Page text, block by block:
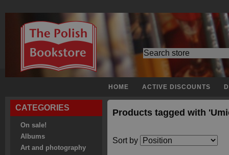
HOME ACTIVE DISCOUNTS
CATEGORIES
On sale!
Albums
Art and photography
Products tagged with
Sort by